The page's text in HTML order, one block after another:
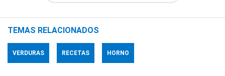
TEMAS RELACIONADOS
VERDURAS RECETAS HORNO